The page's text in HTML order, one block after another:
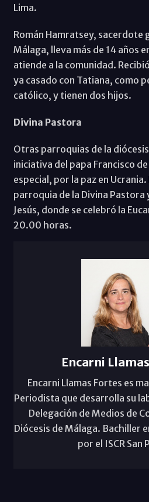
Lima.
Román Hamratsey, sacerdote
Málaga, lleva más de 14 años
atiende a la comunidad.
ya casado con Tatiana, como
católico, y tienen dos hijos.
Divina Pastora
Otras parroquias de la
iniciativa del papa Francisco
especial, por la paz en Ucrania.
parroquia de la Divina Pastora
Jesús, donde se celebró la
20.00 horas.
Encarni
Encarni Llamas Fortes es
Periodista que desarrolla su
Delegación de Medios de
Diócesis de Málaga. Bachiller
por el ISCR San